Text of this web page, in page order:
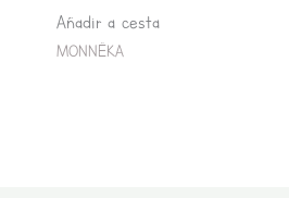
Añadir a cestaproducto
MONNËKA